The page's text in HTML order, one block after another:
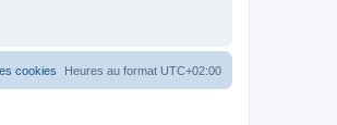
Heures au format UTC+02:00
cookies